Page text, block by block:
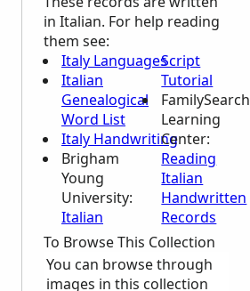
in Italian. For help reading
them see:
Italy Languages
Italian
Genealogical
Word List
Italy Handwriting
Brigham
Young
University:
Italian
Script
Tutorial
FamilySearch
Learning
Center:
Reading
Italian
Handwritten
Records
To Browse This Collection
You can browse through
images in this collection